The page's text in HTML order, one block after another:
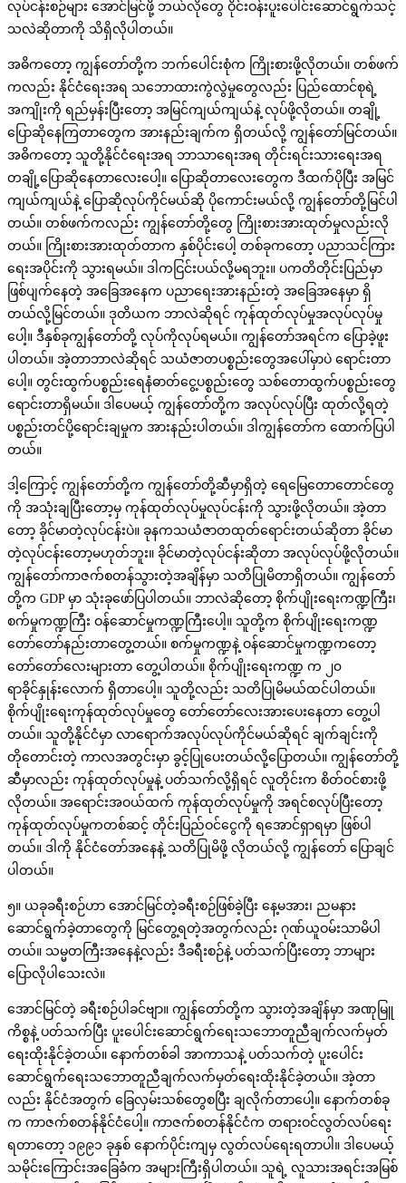
လုပ်ငန်းစဉ်များ အောင်မြင်ဖို့ ဘယ်လိုတွေ ဝိုင်းဝန်းပူးပေါင်းဆောင်ရွက်သင့်
သလဲဆိုတာကို သိရှိလိုပါတယ်။
အဓိကတော့ ကျွန်တော်တို့က ဘက်ပေါင်းစုံက ကြိုးစားဖို့လိုတယ်။ တစ်ဖက်
ကလည်း နိုင်ငံရေးအရ သဘောထားကွဲလွဲမှုတွေလည်း ပြည်ထောင်စုရဲ့
အကျိုးကို ရည်မှန်းပြီးတော့ အမြင်ကျယ်ကျယ်နဲ့ လုပ်ဖို့လိုတယ်။ တချို့
ပြောဆိုနေကြတာတွေက အားနည်းချက်က ရှိတယ်လို့ ကျွန်တော်မြင်တယ်။
အဓိကတော့ သူတို့နိုင်ငံရေးအရ ဘာသာရေးအရ တိုင်းရင်းသားရေးအရ
တချို့ပြောဆိုနေတာလေးပေါ့။ ပြောဆိုတာလေးတွေက ဒီထက်ပိုပြီး အမြင်
ကျယ်ကျယ်နဲ့ ပြောဆိုလုပ်ကိုင်မယ်ဆို ပိုကောင်းမယ်လို့ ကျွန်တော်တို့မြင်ပါ
တယ်။ တစ်ဖက်ကလည်း ကျွန်တော်တို့တွေ ကြိုးစားအားထုတ်မှုလည်းလို
တယ်။ ကြိုးစားအားထုတ်တာက နှစ်ပိုင်းပေါ့ တစ်ခုကတော့ ပညာသင်ကြား
ရေးအပိုင်းကို သွားရမယ်။ ဒါကငြင်းပယ်လို့မရဘူး။ ပကတိတိုင်းပြည်မှာ
ဖြစ်ပျက်နေတဲ့ အခြေအနေက ပညာရေးအားနည်းတဲ့ အခြေအနေမှာ ရှိ
တယ်လို့မြင်တယ်။ ဒုတိယက ဘာလဲဆိုရင် ကုန်ထုတ်လုပ်မှုအလုပ်လုပ်မှု
ပေါ့။ ဒီနှစ်ခုကျွန်တော်တို့ လုပ်ကိုလုပ်ရမယ်။ ကျွန်တော်အရင်က ပြောခဲ့ဖူး
ပါတယ်။ အဲ့တာဘာလဲဆိုရင် သယံဇာတပစ္စည်းတွေအပေါ်မှာပဲ ရောင်းတာ
ပေါ့။ တွင်းထွက်ပစ္စည်းရေနံဓာတ်ငွေ့ပစ္စည်းတွေ သစ်တောထွက်ပစ္စည်းတွေ
ရောင်းတာရှိမယ်။ ဒါပေမယ့် ကျွန်တော်တို့က အလုပ်လုပ်ပြီး ထုတ်လို့ရတဲ့
ပစ္စည်းတင်ပို့ရောင်းချမှုက အားနည်းပါတယ်။ ဒါကျွန်တော်က ထောက်ပြပါ
တယ်။
ဒါ့ကြောင့် ကျွန်တော်တို့က ကျွန်တော်တို့ဆီမှာရှိတဲ့ ရေမြေတောတောင်တွေ
ကို အသုံးချပြီးတော့မှ ကုန်ထုတ်လုပ်မှုလုပ်ငန်းကို သွားဖို့လိုတယ်။ အဲ့တာ
တော့ ခိုင်မာတဲ့လုပ်ငန်းပဲ။ ခုနကသယံဇာတထုတ်ရောင်းတယ်ဆိုတာ ခိုင်မာ
တဲ့လုပ်ငန်းတော့မဟုတ်ဘူး။ ခိုင်မာတဲ့လုပ်ငန်းဆိုတာ အလုပ်လုပ်ဖို့လိုတယ်။
ကျွန်တော်ကာဇက်စတန်သွားတဲ့အချိန်မှာ သတိပြုမိတာရှိတယ်။ ကျွန်တော်
တို့က GDP မှာ သုံးခုဖော်ပြပါတယ်။ ဘာလဲဆိုတော့ စိုက်ပျိုးရေးကဏ္ဍကြီး၊
စက်မှုကဏ္ဍကြီး ဝန်ဆောင်မှုကဏ္ဍကြီးပေါ့။ သူတို့က စိုက်ပျိုးရေးကဏ္ဍ
တော်တော်နည်းတာတွေ့တယ်။ စက်မှုကဏ္ဍနဲ့ ဝန်ဆောင်မှုကဏ္ဍကတော့
တော်တော်လေးများတာ တွေ့ပါတယ်။ စိုက်ပျိုးရေးကဏ္ဍ က ၂၀
ရာခိုင်နှုန်းလောက် ရှိတာပေါ့။ သူတို့လည်း သတိပြုမိမယ်ထင်ပါတယ်။
စိုက်ပျိုးရေးကုန်ထုတ်လုပ်မှုတွေ တော်တော်လေးအားပေးနေတာ တွေ့ပါ
တယ်။ သူတို့နိုင်ငံမှာ လာရောက်အလုပ်လုပ်ကိုင်မယ်ဆိုရင် ချက်ချင်းကို
တိုတောင်းတဲ့ ကာလအတွင်းမှာ ခွင့်ပြုပေးတယ်လို့ပြောတယ်။ ကျွန်တော်တို့
ဆီမှာလည်း ကုန်ထုတ်လုပ်မှုနဲ့ ပတ်သက်လို့ရှိရင် လူတိုင်းက စိတ်ဝင်စားဖို့
လိုတယ်။ အရောင်းအဝယ်ထက် ကုန်ထုတ်လုပ်မှုကို အရင်စလုပ်ပြီးတော့
ကုန်ထုတ်လုပ်မှုကတစ်ဆင့် တိုင်းပြည်ဝင်ငွေကို ရအောင်ရှာရမှာ ဖြစ်ပါ
တယ်။ ဒါကို နိုင်ငံတော်အနေနဲ့ သတိပြုမိဖို့ လိုတယ်လို့ ကျွန်တော် ပြောချင်
ပါတယ်။
၅။ ယခုခရီးစဉ်ဟာ အောင်မြင်တဲ့ခရီးစဉ်ဖြစ်ခဲ့ပြီး နေ့မအား၊ ညမနား
ဆောင်ရွက်ခဲ့တာတွေကို မြင်တွေ့ရတဲ့အတွက်လည်း ဂုဏ်ယူဝမ်းသာမိပါ
တယ်။ သမ္မတကြီးအနေနဲ့လည်း ဒီခရီးစဉ်နဲ့ ပတ်သက်ပြီးတော့ ဘာများ
ပြောလိုပါသေးလဲ။
အောင်မြင်တဲ့ ခရီးစဉ်ပါခင်ဗျာ။ ကျွန်တော်တို့က သွားတဲ့အချိန်မှာ အဏုမြူ
ကိစ္စနဲ့ ပတ်သက်ပြီး ပူးပေါင်းဆောင်ရွက်ရေးသဘောတူညီချက်လက်မှတ်
ရေးထိုးနိုင်ခဲ့တယ်။ နောက်တစ်ခါ အာကာသနဲ့ ပတ်သက်တဲ့ ပူးပေါင်း
ဆောင်ရွက်ရေးသဘောတူညီချက်လက်မှတ်ရေးထိုးနိုင်ခဲ့တယ်။ အဲ့တာ
လည်း နိုင်ငံအတွက် ခြေလှမ်းသစ်တွေစပြီး ချလိုက်တာပေါ့။ နောက်တစ်ခု
က ကာဇက်စတန်နိုင်ငံပေါ့။ ကာဇက်စတန်နိုင်ငံက တရားဝင်လွတ်လပ်ရေး
ရတာတော့ ၁၉၉၁ ခုနှစ် နောက်ပိုင်းကျမှ လွတ်လပ်ရေးရတာပါ။ ဒါပေမယ့်
သမိုင်းကြောင်းအခြေခံက အများကြီးရှိပါတယ်။ သူရဲ့ လူသားအရင်းအမြစ်